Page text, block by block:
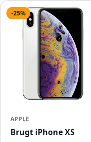
-25%
APPLE
Brugt iPhone XS